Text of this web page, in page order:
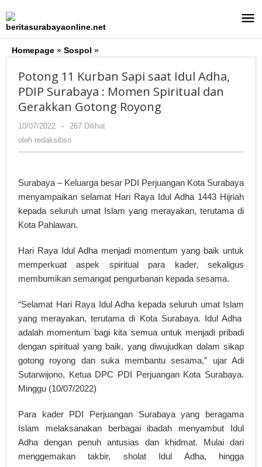
ke
konten
Homepage » Sospol »
Kurban
Sapi
Idul
Adha,
Spiritual
dan
Gerakkan
Potong 11 Kurban Sapi saat Idul Adha,
PDIP Surabaya : Momen Spiritual dan
Gerakkan Gotong Royong
10/07/2022
oleh
redaksibso
-
267 Dilihat
oleh redaksibso
Surabaya – Keluarga besar PDI Perjuangan Kota Surabaya
menyampaikan selamat Hari Raya Idul Adha 1443 Hijriah
kepada seluruh umat Islam yang merayakan, terutama di
Kota Pahlawan.
Hari Raya Idul Adha menjadi momentum yang baik untuk
memperkuat aspek spiritual para kader, sekaligus
membumikan semangat pengurbanan kepada sesama.
“Selamat Hari Raya Idul Adha kepada seluruh umat Islam
yang merayakan, terutama di Kota Surabaya. Idul Adha
adalah momentum bagi kita semua untuk menjadi pribadi
dengan spiritual yang baik, yang diwujudkan dalam sikap
gotong royong dan suka membantu sesama,” ujar Adi
Sutarwijono, Ketua DPC PDI Perjuangan Kota Surabaya.
Minggu (10/07/2022)
Para kader PDI Perjuangan Surabaya yang beragama
Islam melaksanakan berbagai ibadah menyambut Idul
Adha dengan penuh antusias dan khidmat. Mulai dari
menggemakan takbir, sholat Idul Adha, hingga